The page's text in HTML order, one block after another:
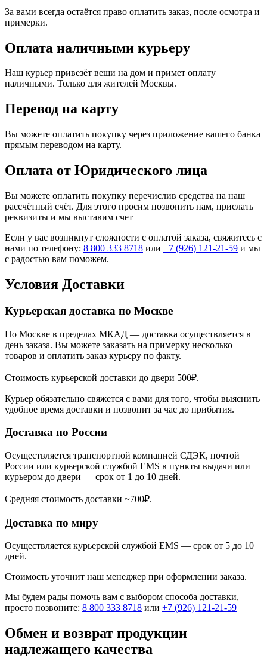
За вами всегда остаётся право оплатить заказ, после осмотра и
примерки.
Оплата наличными курьеру
Наш курьер привезёт вещи на дом и примет оплату
наличными. Только для жителей Москвы.
Перевод на карту
Вы можете оплатить покупку через приложение вашего банка
прямым переводом на карту.
Оплата от Юридического лица
Вы можете оплатить покупку перечислив средства на наш
рассчётный счёт. Для этого просим позвонить нам, прислать
реквизиты и мы выставим счет
Если у вас возникнут сложности с оплатой заказа, свяжитесь с
нами по телефону: 8 800 333 8718 или +7 (926) 121-21-59 и мы
с радостью вам поможем.
Условия Доставки
Курьерская доставка по Москве
По Москве в пределах МКАД — доставка осуществляется в
день заказа. Вы можете заказать на примерку несколько
товаров и оплатить заказ курьеру по факту.
Стоимость курьерской доставки до двери 500₽.
Курьер обязательно свяжется с вами для того, чтобы выяснить
удобное время доставки и позвонит за час до прибытия.
Доставка по России
Осуществляется транспортной компанией СДЭК, почтой
России или курьерской службой EMS в пункты выдачи или
курьером до двери — срок от 1 до 10 дней.
Средняя стоимость доставки ~700₽.
Доставка по миру
Осуществляется курьерской службой EMS — срок от 5 до 10
дней.
Стоимость уточнит наш менеджер при оформлении заказа.
Мы будем рады помочь вам с выбором способа доставки,
просто позвоните: 8 800 333 8718 или +7 (926) 121-21-59
Обмен и возврат продукции
надлежащего качества